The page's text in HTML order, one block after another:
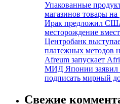
Упакованные
магазинов товары на
Ирак предложил
месторождение
Центробанк
платежных методов
Afreum запускает
МИД Японии заявил
подписать мирный
Свежие